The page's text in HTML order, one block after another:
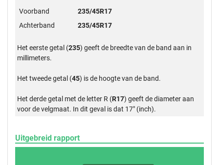
Voorband
235/45R17
Achterband
235/45R17
Het eerste getal (235) geeft de breedte van de band aan in
millimeters.
Het tweede getal (45) is de hoogte van de band.
Het derde getal met de letter R (R17) geeft de diameter aan
voor de velgmaat. In dit geval is dat 17" (inch).
Uitgebreid rapport